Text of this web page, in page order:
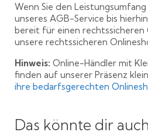
Wenn Sie den
unseres AGB-Service bis
bereit für einen rechtssicheren
unsere rechtssicheren
Hinweis: Online-Händler mit
finden auf unserer Präsenz
ihre bedarfsgerechten
Das könnte dir